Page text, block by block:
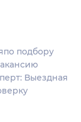
подбору
Выездная